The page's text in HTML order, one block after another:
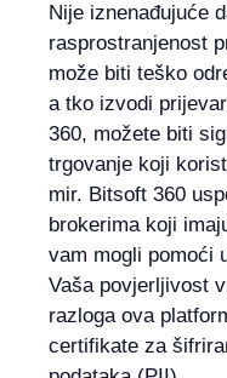
Nije iznenađujuće
rasprostranjenost
može biti teško
a tko izvodi
360, možete biti
trgovanje koji
mir. Bitsoft 360
brokerima koji
vam mogli pomoći
Vaša povjerljivost
razloga ova
certifikate za